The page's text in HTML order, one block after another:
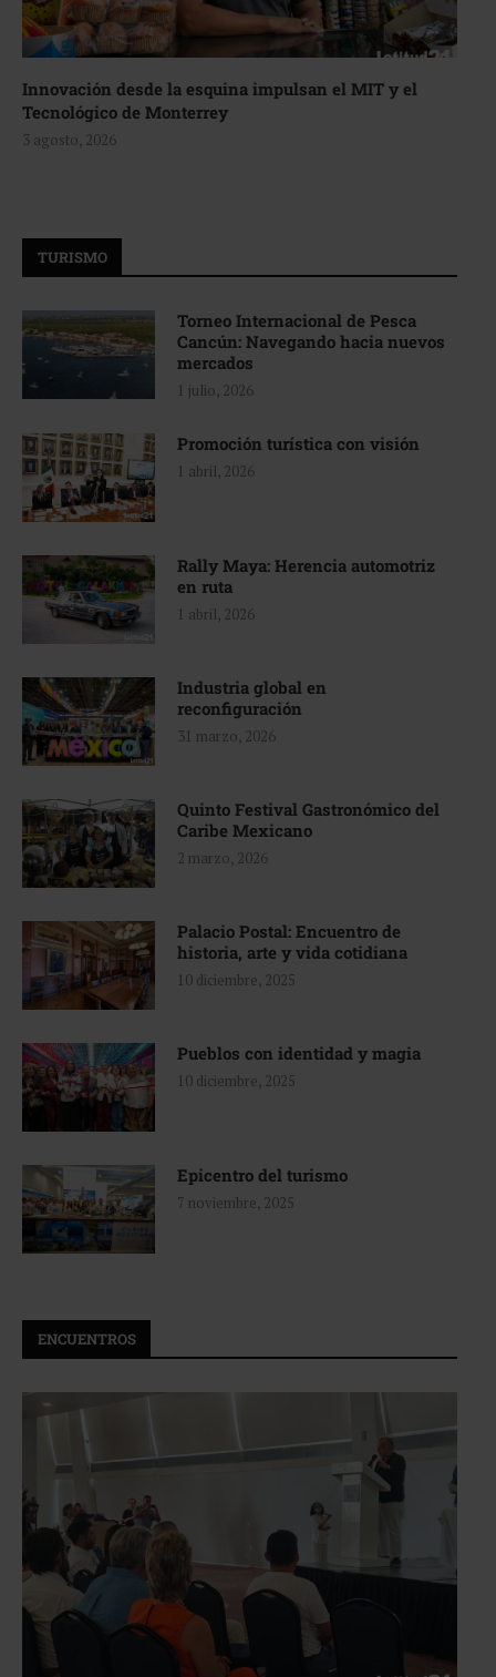
Innovación desde la esquina impulsan el MIT y el
Tecnológico de Monterrey
3 agosto, 2026
TURISMO
Torneo Internacional de Pesca
Cancún: Navegando hacia nuevos
mercados
1 julio, 2026
Promoción turística con visión
1 abril, 2026
Rally Maya: Herencia automotriz
en ruta
1 abril, 2026
Industria global en
reconfiguración
31 marzo, 2026
Quinto Festival Gastronómico del
Caribe Mexicano
2 marzo, 2026
Palacio Postal: Encuentro de
historia, arte y vida cotidiana
10 diciembre, 2025
Pueblos con identidad y magia
10 diciembre, 2025
Epicentro del turismo
7 noviembre, 2025
ENCUENTROS